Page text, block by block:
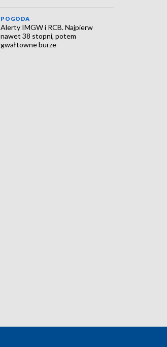
POGODA
Alerty IMGW i RCB. Najpierw
nawet 38 stopni, potem
gwałtowne burze